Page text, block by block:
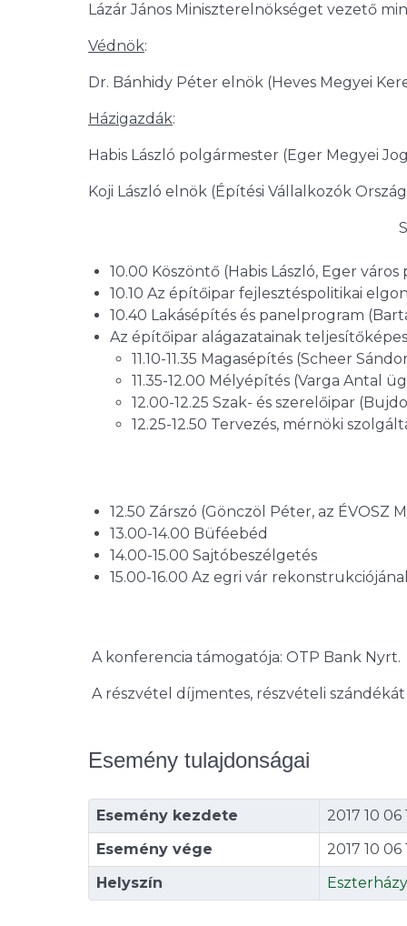
Lázár János Miniszterelnökséget vezető
Védnök:
Dr. Bánhidy Péter elnök (Heves Megyei
Házigazdák:
Habis László polgármester (Eger Megyei
Koji László elnök (Építési Vállalkozók
10.00 Köszöntő (Habis László, Eger
10.10 Az építőipar fejlesztéspolitikai
10.40 Lakásépítés és panelprogram
Az építőipar alágazatainak
11.10-11.35 Magasépítés (Scheer
11.35-12.00 Mélyépítés (Varga Antal
12.00-12.25 Szak- és szerelőipar
12.25-12.50 Tervezés, mérnöki
12.50 Zárszó (Gönczöl Péter, az ÉVOSZ
13.00-14.00 Büféebéd
14.00-15.00 Sajtóbeszélgetés
15.00-16.00 Az egri vár
A konferencia támogatója: OTP Bank Nyrt.
A részvétel díjmentes, részvételi
Esemény tulajdonságai
Esemény kezdete
2017 10 06
Esemény vége
2017 10 06
Helyszín